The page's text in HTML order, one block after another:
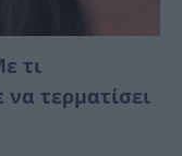
τι
τερματίσει